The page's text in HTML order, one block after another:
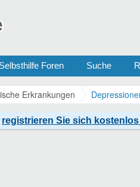
Selbsthilfe Foren Suche
Erkrankungen